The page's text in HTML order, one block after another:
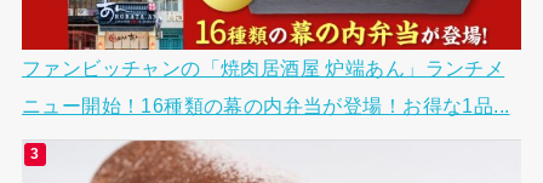
ファンビッチャンの「焼肉居酒屋 炉端あん」ランチメ
ニュー開始！16種類の幕の内弁当が登場！お得な1品...